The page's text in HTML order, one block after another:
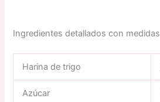
Ingredientes detallados con medidas
Harina de trigo
Azúcar